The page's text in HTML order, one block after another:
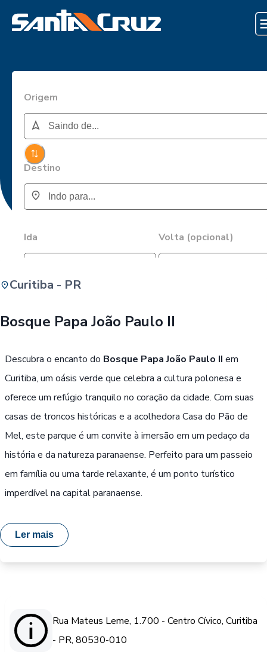
Origem
Destino
Ida Volta (opcional)
Curitiba - PR
Bosque Papa João Paulo II
Descubra o encanto do Bosque Papa João Paulo II em
Curitiba, um oásis verde que celebra a cultura polonesa e
oferece um refúgio tranquilo no coração da cidade. Com suas
casas de troncos históricas e a acolhedora Casa do Pão de
Mel, este parque é um convite à imersão em um pedaço da
história e da natureza paranaense. Perfeito para um passeio
em família ou uma tarde relaxante, é um ponto turístico
imperdível na capital paranaense.
Ler mais
Rua Mateus Leme, 1.700 - Centro Cívico, Curitiba
- PR, 80530-010